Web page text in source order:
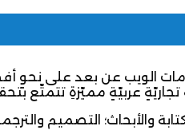
الويب عن بعد على نحوٍ
عربيّةٍ مميّزةِ تتمتّع
والأبحاث؛ التصميم